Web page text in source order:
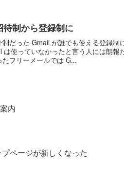
制から登録制に
制だった Gmail が誰でも使える登録
は使っていなかったと言う人には朗
たフリーメールでは G...
内
ページが新しくなった